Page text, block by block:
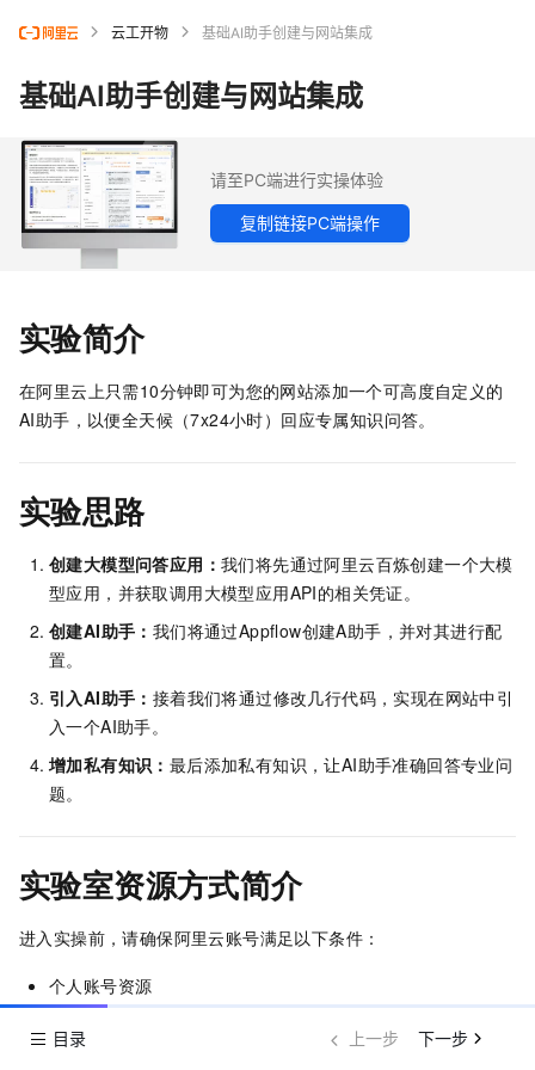
云工开物 基础AI助手创建与网站集成
基础AI助手创建与网站集成
请至PC端进行实操体验
复制链接PC端操作
实验简介
在阿里云上只需10分钟即可为您的网站添加一个可高度自定义的
AI助手，以便全天候（7x24小时）回应专属知识问答。
实验思路
创建大模型问答应用： 我们将先通过阿里云百炼创建一个大模
型应用，并获取调用大模型应用API的相关凭证。
创建AI助手： 我们将通过Appflow创建A助手，并对其进行配
置。
引入AI助手： 接着我们将通过修改几行代码，实现在网站中引
入一个AI助手。
增加私有知识： 最后添加私有知识，让AI助手准确回答专业问
题。
实验室资源方式简介
进入实操前，请确保阿里云账号满足以下条件：
个人账号资源
目录 上一步 下一步